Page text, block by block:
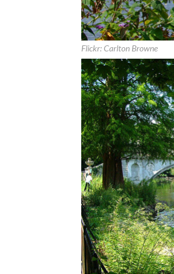
Flickr:Carlton Browne